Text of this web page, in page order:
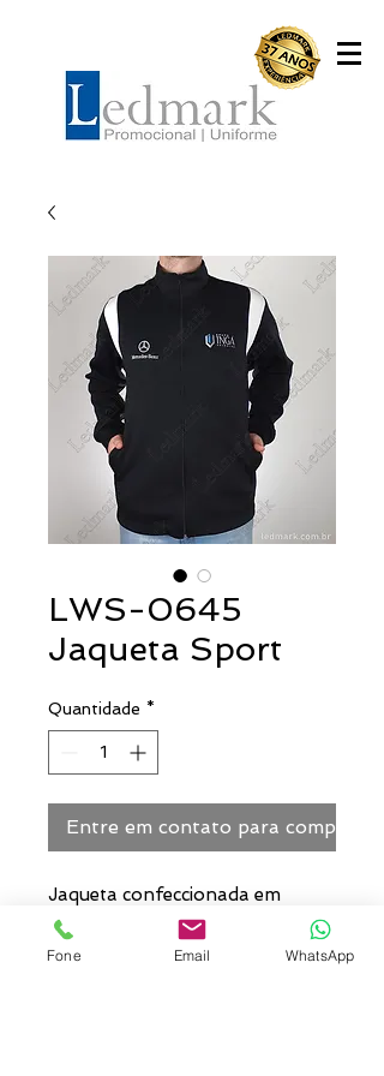
LWS-0645
Jaqueta Sport
Quantidade *
Entre em contato para comprar
Jaqueta confeccionada em
Neoprene ou Helanca com 02
bolsos laterais e zíper frontal
Fone Email WhatsApp